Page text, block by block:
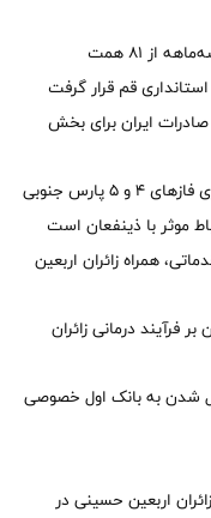
قم قرار گرفت
صادرات ایران برای بخش
پارس جنوبی
موثر با ذینفعان است
همراه زائران اربعین
فرآیند درمانی زائران
شدن به بانک اول خصوصی
اربعین حسینی در